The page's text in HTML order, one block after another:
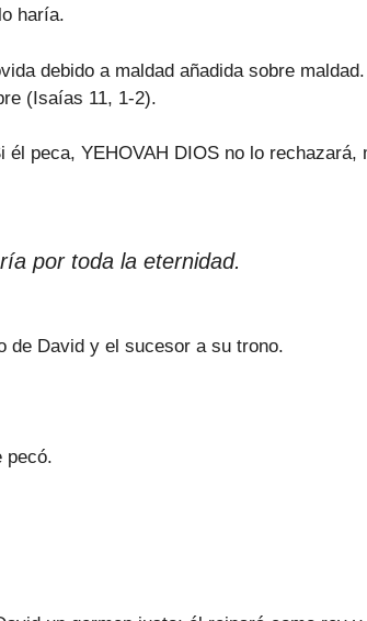
haría.
debido a maldad añadida sobre
(Isaías 11, 1-2).
peca, YEHOVAH DIOS no lo rechazará,
por toda la eternidad.
de David y el sucesor a su trono.
pecó.